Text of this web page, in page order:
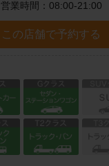
営業時間： 08:00-21:00
この店舗で予約する